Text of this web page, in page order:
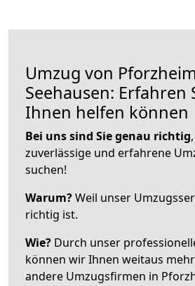
Umzug von
Seehausen: Erfahren
Ihnen helfen können
Bei uns sind Sie genau richtig
zuverlässige und erfahrene
suchen!
Warum?Weil unser
richtig ist.
Wie? Durch unser
können wir Ihnen weitaus
andere Umzugsfirmen in